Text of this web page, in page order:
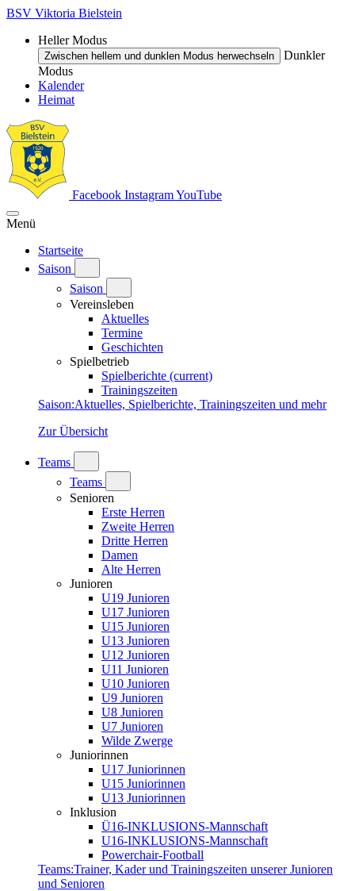
BSV Viktoria Bielstein
Heller Modus
Zwischen hellem und dunklen Modus herwechseln
Dunkler
Modus
Kalender
Heimat
Facebook InstagramYouTube
Menü
Startseite
Saison
Saison
Vereinsleben
Aktuelles
Termine
Geschichten
Spielbetrieb
Spielberichte (current)
Trainingszeiten
Saison:Aktuelles, Spielberichte, Trainingszeiten und mehr
Zur Übersicht
Teams
Teams
Senioren
Erste Herren
Zweite Herren
Dritte Herren
Damen
Alte Herren
Junioren
U19 Junioren
U17 Junioren
U15 Junioren
U13 Junioren
U12 Junioren
U11 Junioren
U10 Junioren
U9 Junioren
U8 Junioren
U7 Junioren
Wilde Zwerge
Juniorinnen
U17 Juniorinnen
U15 Juniorinnen
U13 Juniorinnen
Inklusion
Ü16-INKLUSIONS-Mannschaft
U16-INKLUSIONS-Mannschaft
Powerchair-Football
Teams:Trainer, Kader und Trainingszeiten unserer Junioren
und Senioren